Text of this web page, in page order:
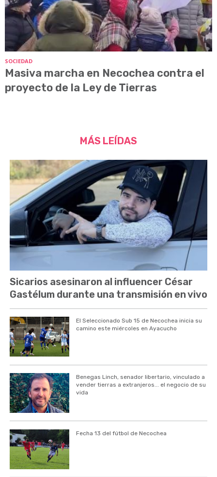
SOCIEDAD
Masiva marcha en Necochea contra el
proyecto de la Ley de Tierras
MÁS LEÍDAS
Sicarios asesinaron al influencer César
Gastélum durante una transmisión en vivo
El Seleccionado Sub 15 de Necochea inicia su
camino este miércoles en Ayacucho
Benegas Linch, senador libertario, vinculado a
vender tierras a extranjeros... el negocio de su
vida
Fecha 13 del fútbol de Necochea